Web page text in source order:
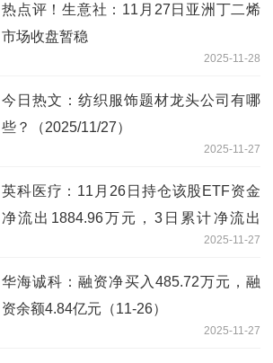
热点评！生意社：11月27日亚洲丁二烯
市场收盘暂稳
2025-11-28
今日热文：纺织服饰题材龙头公司有哪
些？（2025/11/27）
2025-11-27
英科医疗：11月26日持仓该股ETF资金
净流出1884.96万元，3日累计净流出
2025-11-27
华海诚科：融资净买入485.72万元，融
资余额4.84亿元（11-26）
2025-11-27